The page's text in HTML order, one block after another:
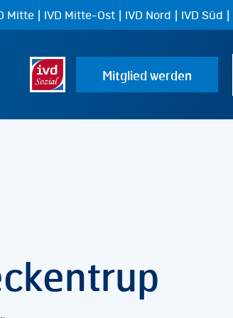
Mitte | IVD Mitte-Ost | IVD Nord | IVD Süd |
Mitglied werden